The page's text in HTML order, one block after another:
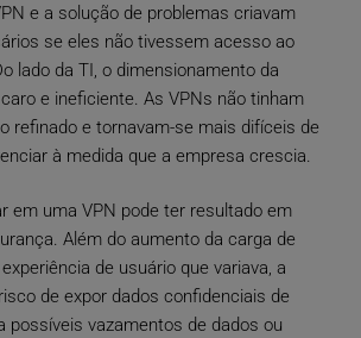
e a solução de problemas criavam
se eles não tivessem acesso ao
lado da TI, o dimensionamento da
e ineficiente. As VPNs não tinham
refinado e tornavam-se mais difíceis de
à medida que a empresa crescia.
em uma VPN pode ter resultado em
Além do aumento da carga de
de usuário que variava, a
de expor dados confidenciais de
possíveis vazamentos de dados ou